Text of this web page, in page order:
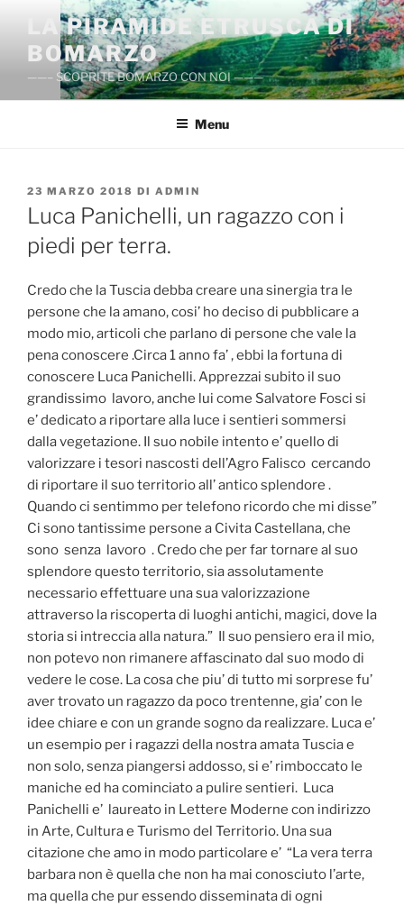
contenuto
LA PIRAMIDE ETRUSCA DI
BOMARZO
——– SCOPRITE BOMARZO CON NOI ———
Menu
PUBBLICATO
IL
23 MARZO 2018 DI ADMIN
Luca Panichelli, un ragazzo con i
piedi per terra.
Credo che la Tuscia debba creare una sinergia tra le
persone che la amano, cosi’ ho deciso di pubblicare a
modo mio, articoli che parlano di persone che vale la
pena conoscere .Circa 1 anno fa’ , ebbi la fortuna di
conoscere Luca Panichelli. Apprezzai subito il suo
grandissimo lavoro, anche lui come Salvatore Fosci si
e’ dedicato a riportare alla luce i sentieri sommersi
dalla vegetazione. Il suo nobile intento e’ quello di
valorizzare i tesori nascosti dell’Agro Falisco cercando
di riportare il suo territorio all’ antico splendore .
Quando ci sentimmo per telefono ricordo che mi disse”
Ci sono tantissime persone a Civita Castellana, che
sono senza lavoro . Credo che per far tornare al suo
splendore questo territorio, sia assolutamente
necessario effettuare una sua valorizzazione
attraverso la riscoperta di luoghi antichi, magici, dove la
storia si intreccia alla natura.” Il suo pensiero era il mio,
non potevo non rimanere affascinato dal suo modo di
vedere le cose. La cosa che piu’ di tutto mi sorprese fu’
aver trovato un ragazzo da poco trentenne, gia’ con le
idee chiare e con un grande sogno da realizzare. Luca e’
un esempio per i ragazzi della nostra amata Tuscia e
non solo, senza piangersi addosso, si e’ rimboccato le
maniche ed ha cominciato a pulire sentieri. Luca
Panichelli e’ laureato in Lettere Moderne con indirizzo
in Arte, Cultura e Turismo del Territorio. Una sua
citazione che amo in modo particolare e’ “La vera terra
barbara non è quella che non ha mai conosciuto l’arte,
ma quella che pur essendo disseminata di ogni